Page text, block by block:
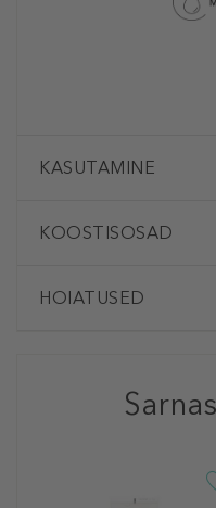
KASUTAMINE
KOOSTISOSAD
HOIATUSED